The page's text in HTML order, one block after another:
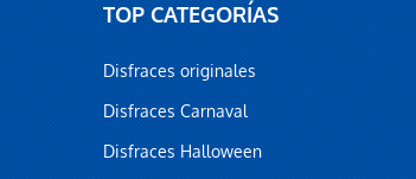
TOP CATEGORÍAS
Disfraces originales
Disfraces Carnaval
Disfraces Halloween